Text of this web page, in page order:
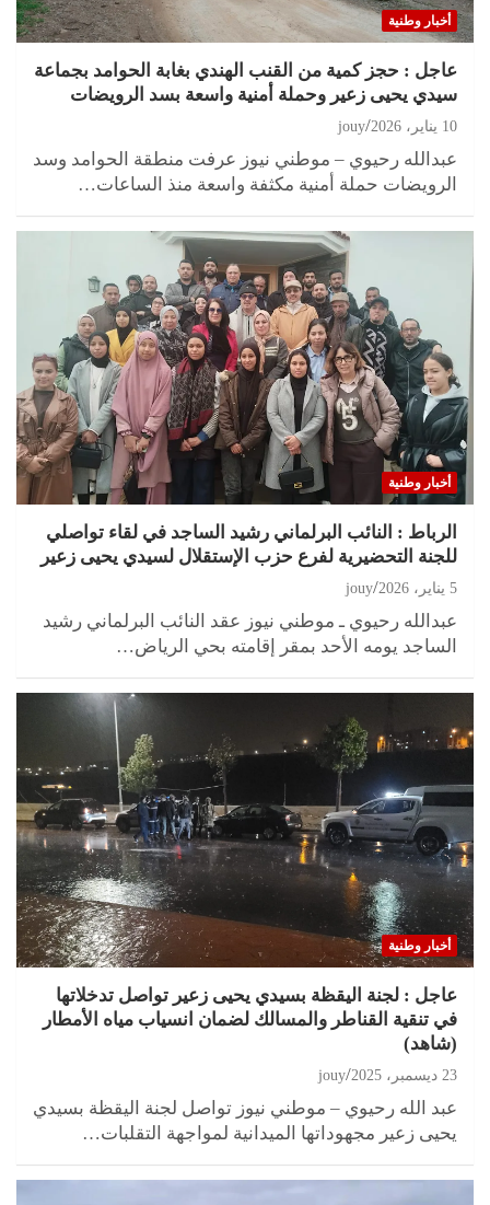
أخبار وطنية
عاجل : حجز كمية من القنب الهندي بغابة الحوامد بجماعة
سيدي يحيى زعير وحملة أمنية واسعة بسد الرويضات
10 يناير، 2026 jouy
عبدالله رحيوي – موطني نيوز عرفت منطقة الحوامد وسد
الرويضات حملة أمنية مكثفة واسعة منذ الساعات…
أخبار وطنية
الرباط : النائب البرلماني رشيد الساجد في لقاء تواصلي
للجنة التحضيرية لفرع حزب الإستقلال لسيدي يحيى زعير
5 يناير، 2026 jouy
عبدالله رحيوي ـ موطني نيوز عقد النائب البرلماني رشيد
الساجد يومه الأحد بمقر إقامته بحي الرياض…
أخبار وطنية
عاجل : لجنة اليقظة بسيدي يحيى زعير تواصل تدخلاتها
في تنقية القناطر والمسالك لضمان انسياب مياه الأمطار
(شاهد)
23 ديسمبر، 2025 jouy
عبد الله رحيوي – موطني نيوز تواصل لجنة اليقظة بسيدي
يحيى زعير مجهوداتها الميدانية لمواجهة التقلبات…